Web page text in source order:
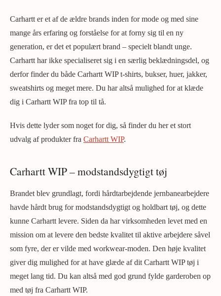
Carhartt er et af de ældre brands inden for mode og med sine
mange års erfaring og forståelse for at forny sig til en ny
generation, er det et populært brand – specielt blandt unge.
Carhartt har ikke specialiseret sig i en særlig beklædningsdel, og
derfor finder du både Carhartt WIP t-shirts, bukser, huer, jakker,
sweatshirts og meget mere. Du har altså mulighed for at klæde
dig i Carhartt WIP fra top til tå.
Hvis dette lyder som noget for dig, så finder du her et stort
udvalg af produkter fra Carhartt WIP.
Carhartt WIP – modstandsdygtigt tøj
Brandet blev grundlagt, fordi hårdtarbejdende jernbanearbejdere
havde hårdt brug for modstandsdygtigt og holdbart tøj, og dette
kunne Carhartt levere. Siden da har virksomheden levet med en
mission om at levere den bedste kvalitet til aktive arbejdere såvel
som fyre, der er vilde med workwear-moden. Den høje kvalitet
giver dig mulighed for at have glæde af dit Carhartt WIP tøj i
meget lang tid. Du kan altså med god grund fylde garderoben op
med tøj fra Carhartt WIP.